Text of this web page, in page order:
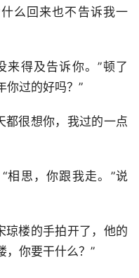
么回来也不告诉我一
来得及告诉你。”顿了
你过的好吗？”
都很想你，我过的一点
相思，你跟我走。”说
琼楼的手拍开了，他的
，你要干什么？”